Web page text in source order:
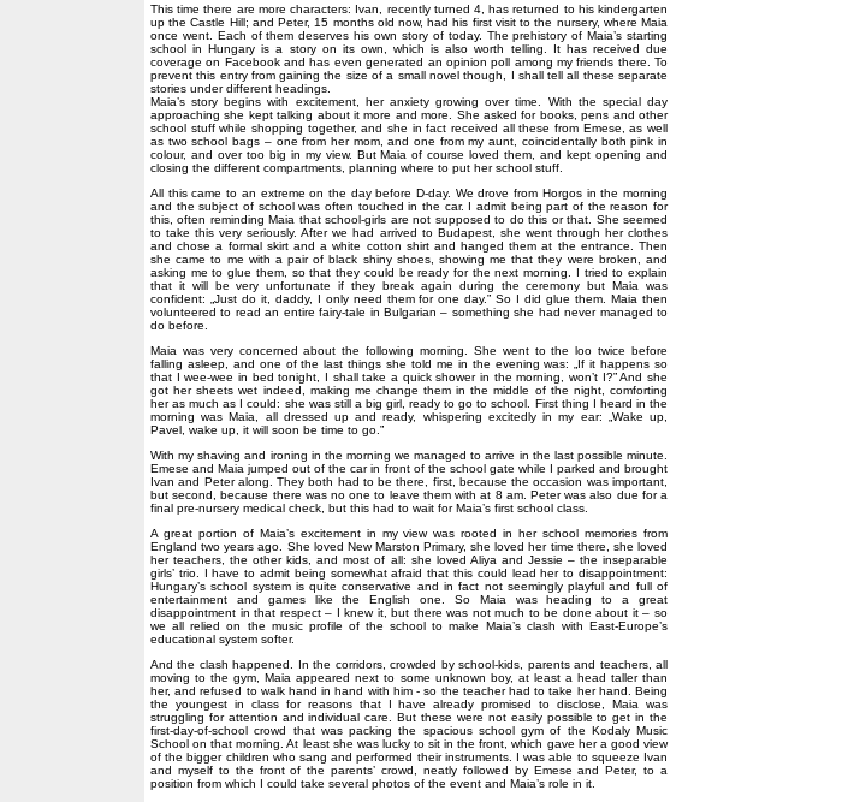
This time there are more characters: Ivan, recently turned 4, has returned to his kindergarten
up the Castle Hill; and Peter, 15 months old now, had his first visit to the nursery, where Maia
once went. Each of them deserves his own story of today. The prehistory of Maia’s starting
school in Hungary is a story on its own, which is also worth telling. It has received due
coverage on Facebook and has even generated an opinion poll among my friends there. To
prevent this entry from gaining the size of a small novel though, I shall tell all these separate
stories under different headings.
Maia’s story begins with excitement, her anxiety growing over time. With the special day
approaching she kept talking about it more and more. She asked for books, pens and other
school stuff while shopping together, and she in fact received all these from Emese, as well
as two school bags – one from her mom, and one from my aunt, coincidentally both pink in
colour, and over too big in my view. But Maia of course loved them, and kept opening and
closing the different compartments, planning where to put her school stuff.
All this came to an extreme on the day before D-day. We drove from Horgos in the morning
and the subject of school was often touched in the car. I admit being part of the reason for
this, often reminding Maia that school-girls are not supposed to do this or that. She seemed
to take this very seriously. After we had arrived to Budapest, she went through her clothes
and chose a formal skirt and a white cotton shirt and hanged them at the entrance. Then
she came to me with a pair of black shiny shoes, showing me that they were broken, and
asking me to glue them, so that they could be ready for the next morning. I tried to explain
that it will be very unfortunate if they break again during the ceremony but Maia was
confident: „Just do it, daddy, I only need them for one day.” So I did glue them. Maia then
volunteered to read an entire fairy-tale in Bulgarian – something she had never managed to
do before.
Maia was very concerned about the following morning. She went to the loo twice before
falling asleep, and one of the last things she told me in the evening was: „If it happens so
that I wee-wee in bed tonight, I shall take a quick shower in the morning, won’t I?” And she
got her sheets wet indeed, making me change them in the middle of the night, comforting
her as much as I could: she was still a big girl, ready to go to school. First thing I heard in the
morning was Maia, all dressed up and ready, whispering excitedly in my ear: „Wake up,
Pavel, wake up, it will soon be time to go.”
With my shaving and ironing in the morning we managed to arrive in the last possible minute.
Emese and Maia jumped out of the car in front of the school gate while I parked and brought
Ivan and Peter along. They both had to be there, first, because the occasion was important,
but second, because there was no one to leave them with at 8 am. Peter was also due for a
final pre-nursery medical check, but this had to wait for Maia’s first school class.
A great portion of Maia’s excitement in my view was rooted in her school memories from
England two years ago. She loved New Marston Primary, she loved her time there, she loved
her teachers, the other kids, and most of all: she loved Aliya and Jessie – the inseparable
girls’ trio. I have to admit being somewhat afraid that this could lead her to disappointment:
Hungary’s school system is quite conservative and in fact not seemingly playful and full of
entertainment and games like the English one. So Maia was heading to a great
disappointment in that respect – I knew it, but there was not much to be done about it – so
we all relied on the music profile of the school to make Maia’s clash with East-Europe’s
educational system softer.
And the clash happened. In the corridors, crowded by school-kids, parents and teachers, all
moving to the gym, Maia appeared next to some unknown boy, at least a head taller than
her, and refused to walk hand in hand with him - so the teacher had to take her hand. Being
the youngest in class for reasons that I have already promised to disclose, Maia was
struggling for attention and individual care. But these were not easily possible to get in the
first-day-of-school crowd that was packing the spacious school gym of the Kodaly Music
School on that morning. At least she was lucky to sit in the front, which gave her a good view
of the bigger children who sang and performed their instruments. I was able to squeeze Ivan
and myself to the front of the parents’ crowd, neatly followed by Emese and Peter, to a
position from which I could take several photos of the event and Maia’s role in it.